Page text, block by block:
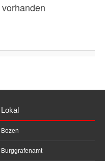
vorhanden
Lokal
Bozen
Burggrafenamt